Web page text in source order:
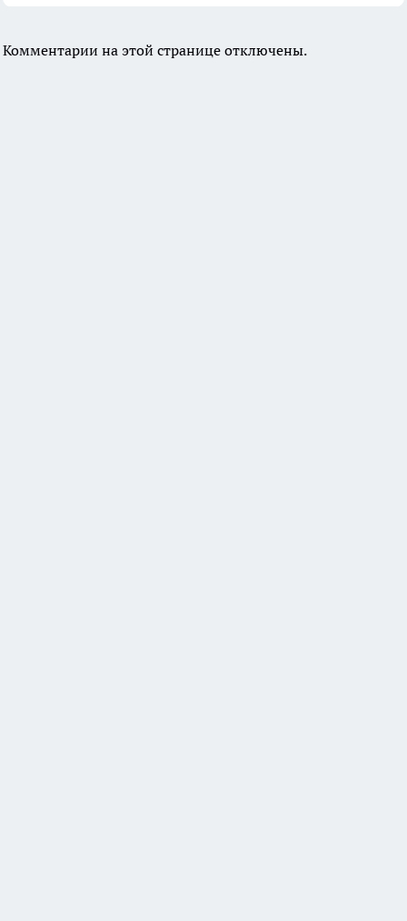
Комментарии на этой странице отключены.